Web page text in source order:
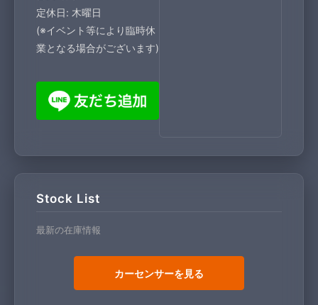
定休日: 木曜日
(※イベント等により臨時休
業となる場合がございます)
Stock List
最新の在庫情報
カーセンサーを見る